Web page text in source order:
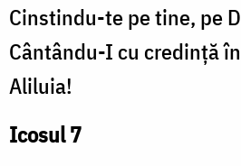
Cinstindu-te pe tine, pe
Cântându-I cu credință
Aliluia!
Icosul 7